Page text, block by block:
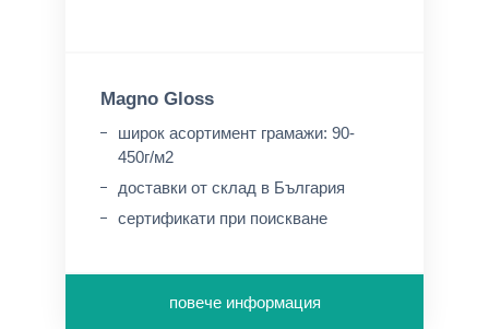
Magno Gloss
широк асортимент грамажи: 90-
450г/м2
доставки от склад в България
сертификати при поискване
повече информация